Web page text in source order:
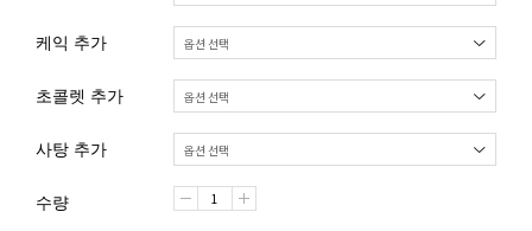
케익 추가
초콜렛 추가
사탕 추가
수량